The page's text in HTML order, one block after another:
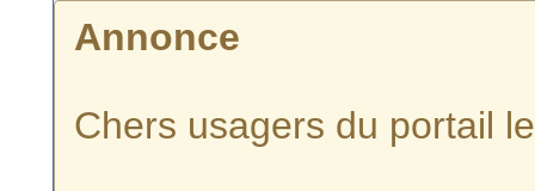
Annonce
Chers usagers du portail